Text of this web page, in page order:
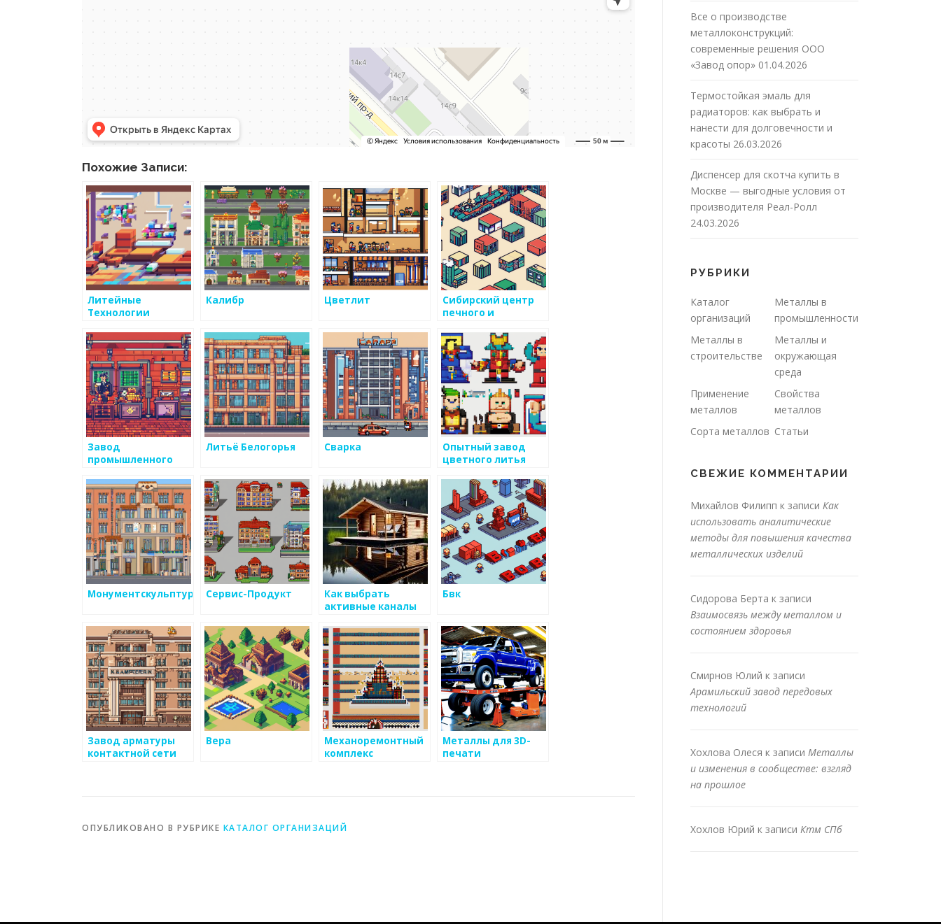
Похожие Записи:
Литейные
Технологии
Калибр Цветлит
Сибирский центр
печного и
Завод
промышленного
Литьё Белогорья Сварка
Опытный завод
цветного литья
Монументскульптура Сервис-Продукт
Как выбрать
активные каналы
информации о
производстве
металоизделий
Бвк
Завод арматуры
контактной сети
Вера
Механоремонтный
комплекс
Металлы для 3D-
печати
ОПУБЛИКОВАНО В РУБРИКЕ КАТАЛОГ ОРГАНИЗАЦИЙ
Все о производстве
металлоконструкций:
современные решения ООО
«Завод опор» 01.04.2026
Термостойкая эмаль для
радиаторов: как выбрать и
нанести для долговечности и
красоты 26.03.2026
Диспенсер для скотча купить в
Москве — выгодные условия от
производителя Реал-Ролл
24.03.2026
РУБРИКИ
Каталог
организаций
Металлы в
промышленности
Металлы в
строительстве
Металлы и
окружающая
среда
Применение
металлов
Свойства
металлов
Сорта металлов Статьи
СВЕЖИЕ КОММЕНТАРИИ
Михайлов Филипп к записи Как
использовать аналитические
методы для повышения качества
металлических изделий
Сидорова Берта к записи
Взаимосвязь между металлом и
состоянием здоровья
Смирнов Юлий к записи
Арамильский завод передовых
технологий
Хохлова Олеся к записи Металлы
и изменения в сообществе: взгляд
на прошлое
Хохлов Юрий к записи Ктм СПб